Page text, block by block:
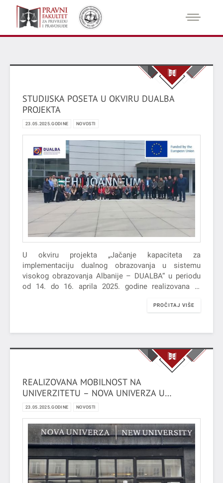
STUDIJSKA POSETA U OKVIRU DUALBA
PROJEKTA
23.05.2025.GODINE NOVOSTI
U okviru projekta „Jačanje kapaciteta za
implementaciju dualnog obrazovanja u sistemu
visokog obrazovanja Albanije – DUALBA“ u periodu
od 14. do 16. aprila 2025. godine realizovana je
PROČITAJ VIŠE
REALIZOVANA MOBILNOST NA
UNIVERZITETU – NOVA UNIVERZA U
SLOVENIJI
23.05.2025.GODINE NOVOSTI